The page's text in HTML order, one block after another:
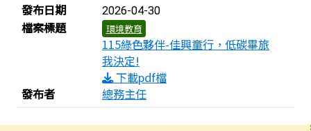
發布日期
2026-04-30
檔案標題 環境教育
115綠色夥伴-佳興童行，低碳畢旅
我決定!
下載pdf檔
發布者
總務主任